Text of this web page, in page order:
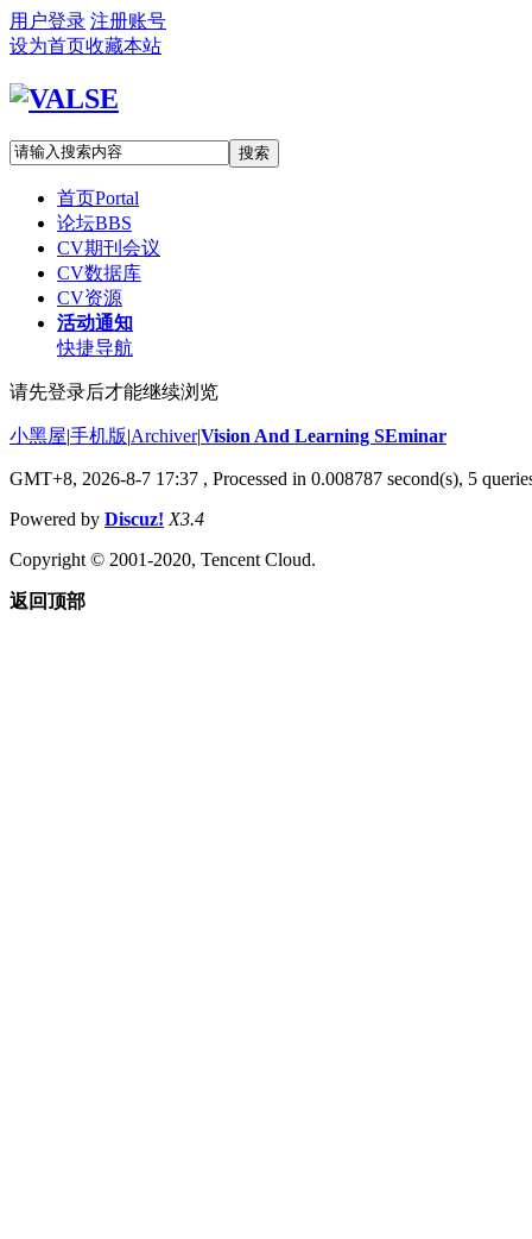
用户登录 注册账号
设为首页收藏本站
搜索
首页Portal
论坛BBS
CV期刊会议
CV数据库
CV资源
活动通知
快捷导航
请先登录后才能继续浏览
小黑屋|手机版|Archiver|Vision And Learning SEminar
GMT+8, 2026-8-7 17:37 , Processed in 0.008787 second(s), 5
Powered by Discuz! X3.4
Copyright © 2001-2020, Tencent Cloud.
返回顶部